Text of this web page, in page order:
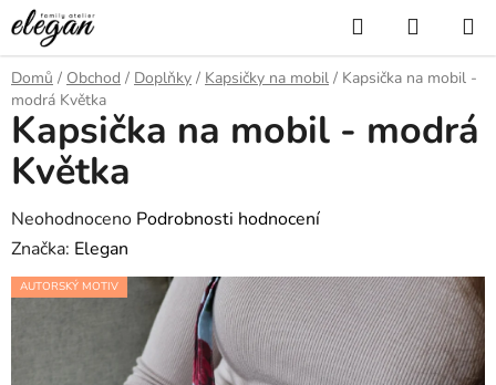
Přejít
na
obsah
Hledat
KOŠÍK
Domů / Obchod / Doplňky / Kapsičky na mobil / Kapsička na mobil -
modrá Květka
Kapsička na mobil - modrá
Květka
Průměrné
hodnocení
produktu
Neohodnoceno Podrobnosti hodnocení
Značka: Elegan
AUTORSKÝ MOTIV